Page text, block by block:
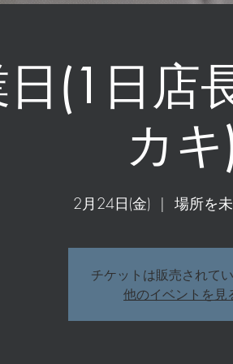
日(1日店
カキ
2月24日(金)
  |
場所を
チケットは販売されて
他のイベントを見